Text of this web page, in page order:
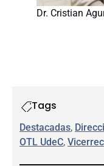
Dr. Cristian
Tags
Destacadas,
OTL UdeC,